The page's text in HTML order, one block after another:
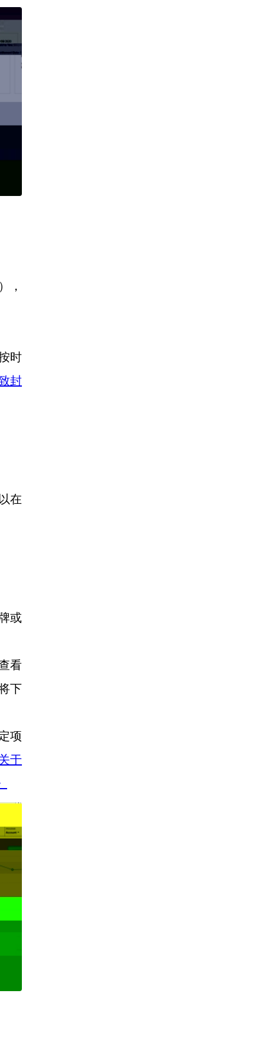
，
时
封
在
或
看
下
项
于